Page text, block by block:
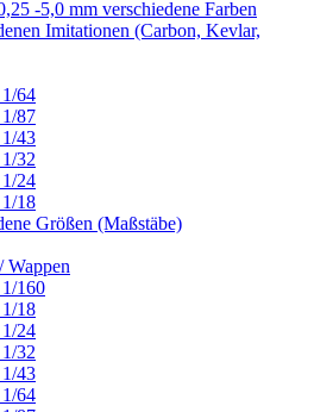
-5,0 mm verschiedene Farben
Imitationen (Carbon, Kevlar,
64
87
43
32
24
18
Größen (Maßstäbe)
Wappen
160
18
24
32
43
64